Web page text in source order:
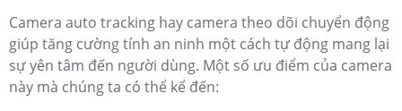
Camera auto tracking hay camera theo dõi chuyển động
giúp tăng cường tính an ninh một cách tự động mang lại
sự yên tâm đến người dùng. Một số ưu điểm của camera
này mà chúng ta có thể kể đến: